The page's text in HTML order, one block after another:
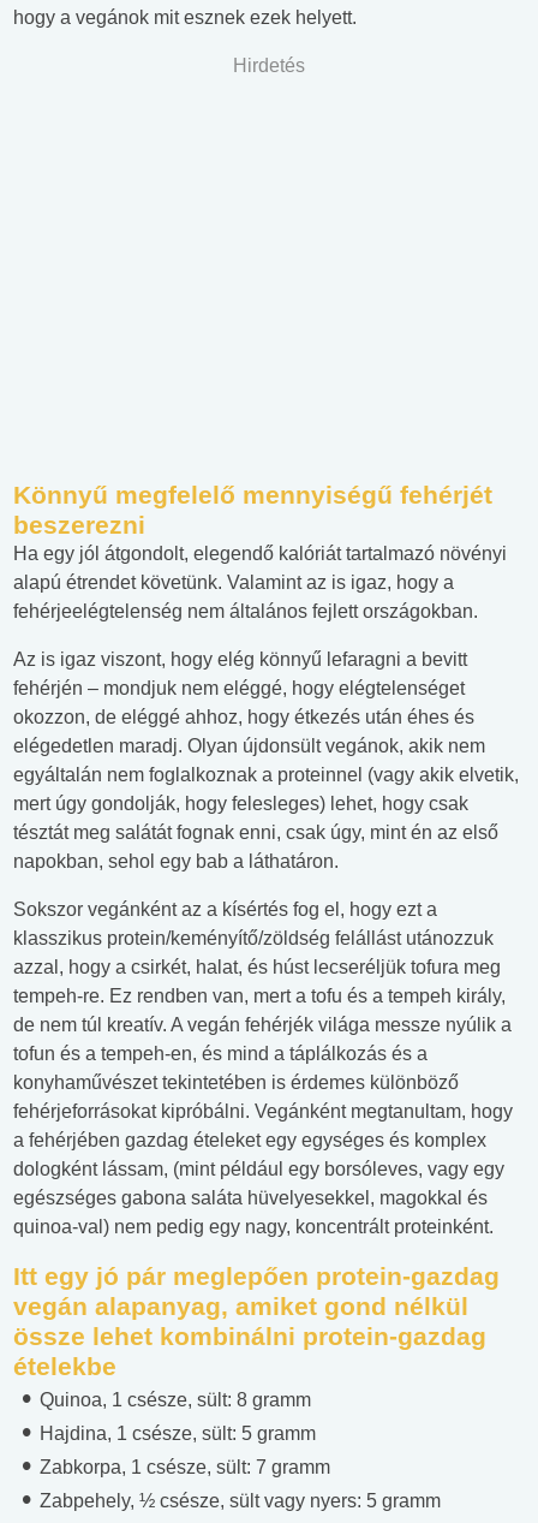
hogy a vegánok mit esznek ezek helyett.
Hirdetés
Könnyű megfelelő mennyiségű fehérjét
beszerezni
Ha egy jól átgondolt, elegendő kalóriát tartalmazó növényi
alapú étrendet követünk. Valamint az is igaz, hogy a
fehérjeelégtelenség nem általános fejlett országokban.
Az is igaz viszont, hogy elég könnyű lefaragni a bevitt
fehérjén – mondjuk nem eléggé, hogy elégtelenséget
okozzon, de eléggé ahhoz, hogy étkezés után éhes és
elégedetlen maradj. Olyan újdonsült vegánok, akik nem
egyáltalán nem foglalkoznak a proteinnel (vagy akik elvetik,
mert úgy gondolják, hogy felesleges) lehet, hogy csak
tésztát meg salátát fognak enni, csak úgy, mint én az első
napokban, sehol egy bab a láthatáron.
Sokszor vegánként az a kísértés fog el, hogy ezt a
klasszikus protein/keményítő/zöldség felállást utánozzuk
azzal, hogy a csirkét, halat, és húst lecseréljük tofura meg
tempeh-re. Ez rendben van, mert a tofu és a tempeh király,
de nem túl kreatív. A vegán fehérjék világa messze nyúlik a
tofun és a tempeh-en, és mind a táplálkozás és a
konyhaművészet tekintetében is érdemes különböző
fehérjeforrásokat kipróbálni. Vegánként megtanultam, hogy
a fehérjében gazdag ételeket egy egységes és komplex
dologként lássam, (mint például egy borsóleves, vagy egy
egészséges gabona saláta hüvelyesekkel, magokkal és
quinoa-val) nem pedig egy nagy, koncentrált proteinként.
Itt egy jó pár meglepően protein-gazdag
vegán alapanyag, amiket gond nélkül
össze lehet kombinálni protein-gazdag
ételekbe
Quinoa, 1 csésze, sült: 8 gramm
Hajdina, 1 csésze, sült: 5 gramm
Zabkorpa, 1 csésze, sült: 7 gramm
Zabpehely, ½ csésze, sült vagy nyers: 5 gramm